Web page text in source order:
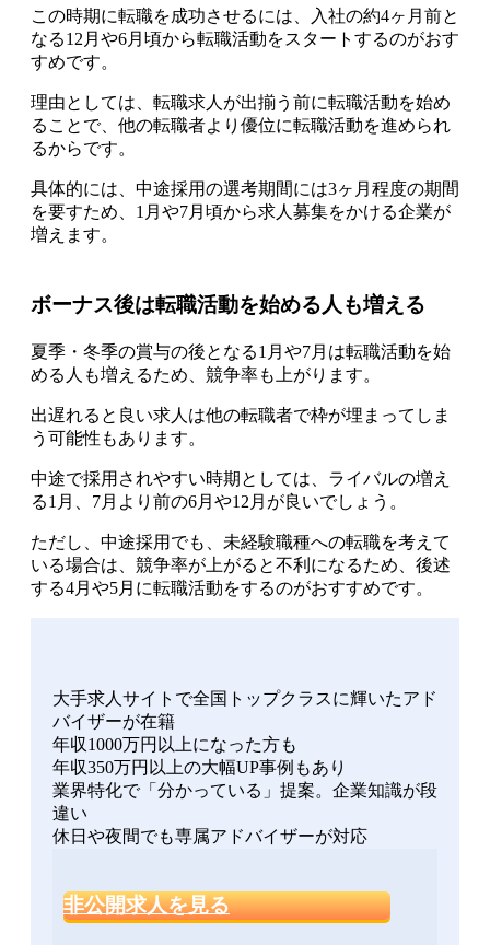
この時期に転職を成功させるには、入社の約4ヶ月前と
なる12月や6月頃から転職活動をスタートするのがおす
すめです。
理由としては、転職求人が出揃う前に転職活動を始め
ることで、他の転職者より優位に転職活動を進められ
るからです。
具体的には、中途採用の選考期間には3ヶ月程度の期間
を要すため、 1月や7月頃から求人募集をかける企業が
増えます。
ボーナス後は転職活動を始める人も増える
夏季・冬季の賞与の後となる1月や7月は転職活動を始
める人も増えるため、競争率も上がります。
出遅れると良い求人は他の転職者で枠が埋まってしま
う可能性もあります。
中途で採用されやすい時期としては、ライバルの増え
る1月、7月より前の6月や12月が良いでしょう。
ただし、中途採用でも、 未経験職種への転職を考えて
いる場合は、競争率が上がると不利になるため、後述
する4月や5月に転職活動をするのがおすすめです。
大手求人サイトで全国トップクラスに輝いたアド
バイザーが在籍
年収1000万円以上になった方も
年収350万円以上の大幅UP事例もあり
業界特化で「分かっている」提案。企業知識が段
違い
休日や夜間でも専属アドバイザーが対応
非公開求人を見る